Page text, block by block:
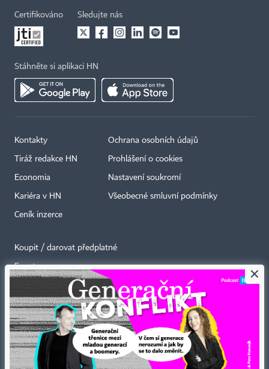
Certifikováno Sledujte nás
Stáhněte si aplikaci HN
Kontakty
Tiráž redakce HN
Economia
Kariéra v HN
Ceník inzerce
Ochrana osobních údajů
Prohlášení o cookies
Nastavení soukromí
Všeobecné smluvní podmínky
Koupit / darovat předplatné
Eventy
Newslettery
RSS kanály
Autorská práva vykonává vydavatel. Bez písemného svolení vydavatele je
zakázáno jakékoli užití částí nebo celku díla, zejména rozmnožování a šíření
×